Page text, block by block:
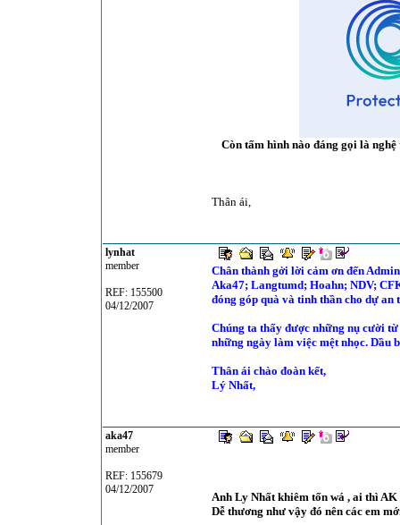
Còn tấm hình nào đáng gọi là
Thân ái,
lynhat
member
REF: 155500
04/12/2007
Chân thành gởi lời cảm ơn đến
Aka47; Langtumd; Hoahn; NDV;
đóng góp quà và tinh thần cho dự an
Chúng ta thấy được những nụ cười
những ngày làm việc mệt nhọc. Dầu
Thân ái chào đoàn kết,
Lý Nhất,
aka47
member
REF: 155679
04/12/2007
Anh Ly Nhất khiêm tốn wá , ai thì
Dễ thương như vậy đó nên các em